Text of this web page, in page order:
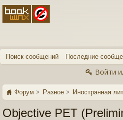
Поиск сообщений Последние
Войти
Форум Разное Иностранная
Objective PET